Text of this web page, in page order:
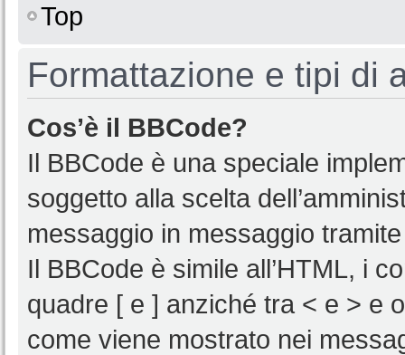
Top
Formattazione e tipi di
Cos’è il BBCode?
Il BBCode è una speciale
soggetto alla scelta
messaggio in messaggio
Il BBCode è simile all’HTML, i
quadre [ e ] anziché tra < e > e
come viene mostrato nei